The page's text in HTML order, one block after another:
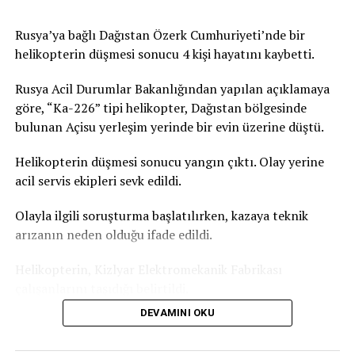
kente yakın çevresindeki cenaze salonlarında da
yoğunluk yaşandığını kaydetti. Fransa’daki acil sağlık
gün aşırı sıcaklardan etkilendiği değerlendirilen 109 kişi
yaşamını yitirmişti. Bu sayının yalnızca ev ve kamusal
alanda hayatını kaybedenleri kapsadığı bildirilmişti.
Türkiye’de de yeni haftada aşırı sıcak hava dalgası etkili
olacak. İstanbul’da hava sıcaklığının yarın 31 dereceye,
basınında yer alan haberlere göre Akdeniz Bölgesi
genelinde gölgede hissedilen sıcaklık 36-39 derece.
Rusya’ya bağlı Dağıstan Özerk Cumhuriyeti’nde bir
helikopterin düşmesi sonucu 4 kişi hayatını kaybetti.
Rusya Acil Durumlar Bakanlığından yapılan açıklamaya
göre, “Ka-226” tipi helikopter, Dağıstan bölgesinde
bulunan Açisu yerleşim yerinde bir evin üzerine düştü.
Helikopterin düşmesi sonucu yangın çıktı. Olay yerine
acil servis ekipleri sevk edildi.
Olayla ilgili soruşturma başlatılırken, kazaya teknik
arızanın neden olduğu ifade edildi.
Dağıstan Özerk Cumhuriyeti Başkanı Sergey Melikov,
DEVAMINI OKU